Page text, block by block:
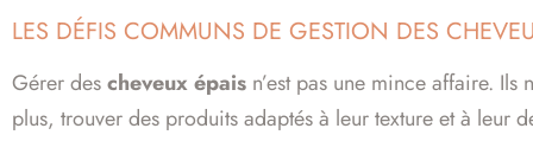
LES DÉFIS COMMUNS DE GESTION DES
Gérer descheveux épais n’est pas une mince affaire.
plus, trouver des produits adaptés à leur texture et à leur